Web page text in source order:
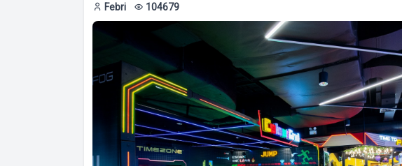
Febri 104679